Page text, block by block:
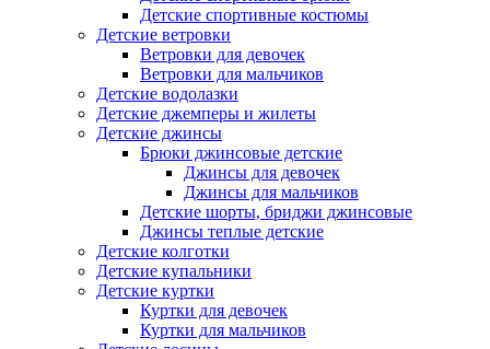
Детские спортивные костюмы
Детские ветровки
Ветровки для девочек
Ветровки для мальчиков
Детские водолазки
Детские джемперы и жилеты
Детские джинсы
Брюки джинсовые детские
Джинсы для девочек
Джинсы для мальчиков
Детские шорты, бриджи джинсовые
Джинсы теплые детские
Детские колготки
Детские купальники
Детские куртки
Куртки для девочек
Куртки для мальчиков